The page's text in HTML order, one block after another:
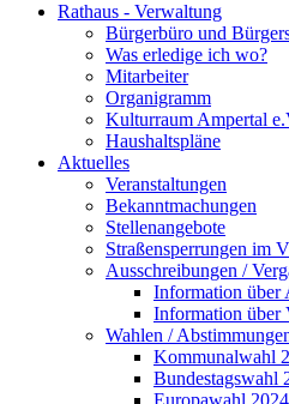
Rathaus - Verwaltung
Bürgerbüro und
Was erledige ich wo?
Mitarbeiter
Organigramm
Kulturraum Ampertal
Haushaltspläne
Aktuelles
Veranstaltungen
Bekanntmachungen
Stellenangebote
Straßensperrungen im
Ausschreibungen /
Information über
Information über
Wahlen /
Kommunalwahl
Bundestagswahl
Europawahl 2024